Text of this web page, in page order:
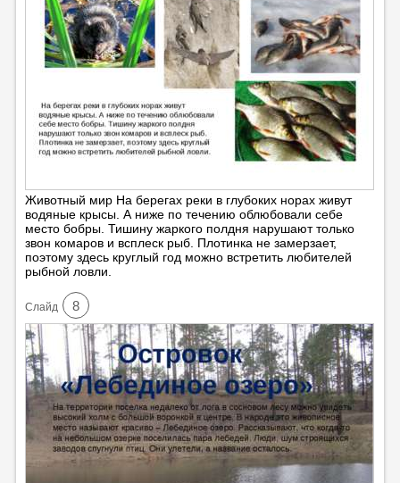
Животный мир На берегах реки в глубоких норах живут
водяные крысы. А ниже по течению облюбовали себе
место бобры. Тишину жаркого полдня нарушают только
звон комаров и всплеск рыб. Плотинка не замерзает,
поэтому здесь круглый год можно встретить любителей
рыбной ловли.
Cлайд 8